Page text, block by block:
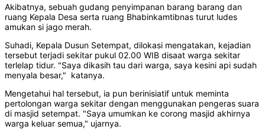
Akibatnya, sebuah gudang penyimpanan barang barang dan
ruang Kepala Desa serta ruang Bhabinkamtibnas turut ludes
amukan si jago merah.
Suhadi, Kepala Dusun Setempat, dilokasi mengatakan, kejadian
tersebut terjadi sekitar pukul 02.00 WIB disaat warga sekitar
terlelap tidur. "Saya dikasih tau dari warga, saya kesini api sudah
menyala besar," katanya.
Mengetahui hal tersebut, ia pun berinisiatif untuk meminta
pertolongan warga sekitar dengan menggunakan pengeras suara
di masjid setempat. "Saya umumkan ke corong masjid akhirnya
warga keluar semua," ujarnya.